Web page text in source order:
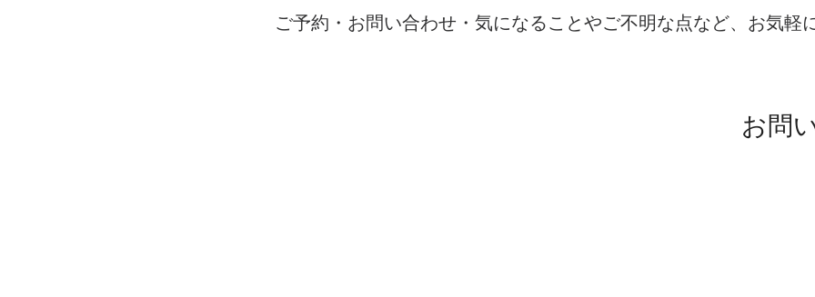
ご予約・お問い合わせ・気になることやご不明な点など、お気軽
お問